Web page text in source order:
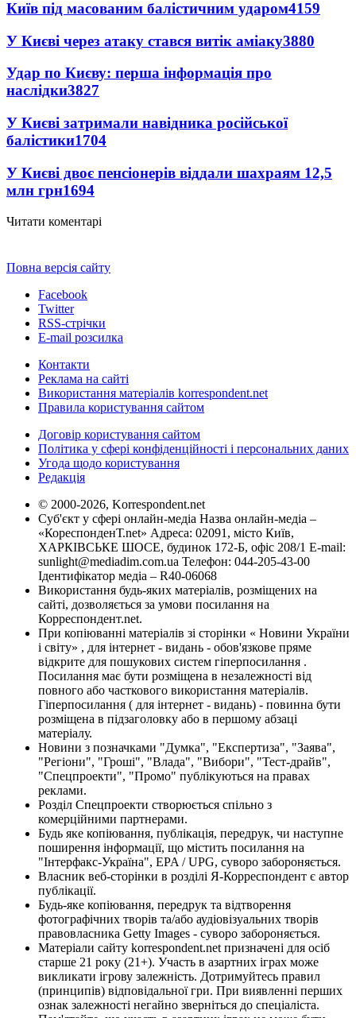
Київ під масованим балістичним ударом4159
У Києві через атаку стався витік аміаку3880
Удар по Києву: перша інформація про
наслідки3827
У Києві затримали навідника російської
балістики1704
У Києві двоє пенсіонерів віддали шахраям 12,5
млн грн1694
Читати коментарі
Повна версія сайту
Facebook
Twitter
RSS-стрічки
E-mail розсилка
Контакти
Реклама на сайті
Використання матеріалів korrespondent.net
Правила користування сайтом
Договір користування сайтом
Політика у сфері конфіденційності і персональних даних
Угода щодо користування
Редакція
© 2000-2026, Korrespondent.net
Суб'єкт у сфері онлайн-медіа Назва онлайн-медіа –
«КореспонденТ.net» Адреса: 02091, місто Київ,
ХАРКІВСЬКЕ ШОСЕ, будинок 172-Б, офіс 208/1 E-mail:
sunlight@mediadim.com.ua Телефон: 044-205-43-00
Ідентифікатор медіа – R40-06068
Використання будь-яких матеріалів, розміщених на
сайті, дозволяється за умови посилання на
Корреспондент.net.
При копіюванні матеріалів зі сторінки « Новини України
і світу» , для інтернет - видань - обов'язкове пряме
відкрите для пошукових систем гіперпосилання .
Посилання має бути розміщена в незалежності від
повного або часткового використання матеріалів.
Гіперпосилання ( для інтернет - видань) - повинна бути
розміщена в підзаголовку або в першому абзаці
матеріалу.
Новини з позначками "Думка", "Експертиза", "Заява",
"Регіони", "Гроші", "Влада", "Вибори", "Тест-драйв",
"Спецпроекти", "Промо" публікуються на правах
реклами.
Розділ Спецпроекти створюється спільно з
комерційними партнерами.
Будь яке копіювання, публікація, передрук, чи наступне
поширення інформації, що містить посилання на
"Інтерфакс-Україна", EPA / UPG, суворо забороняється.
Власник веб-сторінки в розділі Я-Корреспондент є автор
публікації.
Будь-яке копіювання, передрук та відтворення
фотографічних творів та/або аудіовізуальних творів
правовласника Getty Images - суворо забороняється.
Матеріали сайту korrespondent.net призначені для осіб
старше 21 року (21+). Участь в азартних іграх може
викликати ігрову залежність. Дотримуйтесь правил
(принципів) відповідальної гри. При виявленні перших
ознак залежності негайно зверніться до спеціаліста.